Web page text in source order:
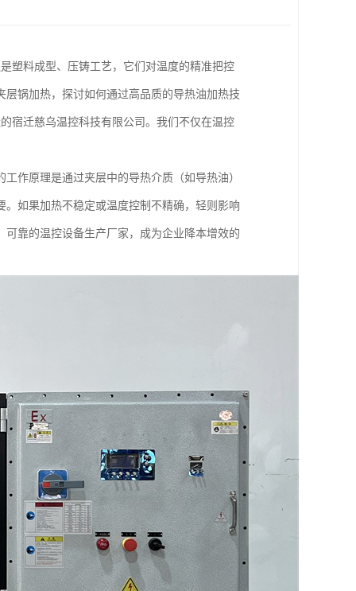
塑料成型、压铸工艺，它们对温度的精准把控
锅加热，探讨如何通过高品质的导热油加热技
宿迁慈乌温控科技有限公司。我们不仅在温控
作原理是通过夹层中的导热介质（如导热油）
如果加热不稳定或温度控制不精确，轻则影响
靠的温控设备生产厂家，成为企业降本增效的